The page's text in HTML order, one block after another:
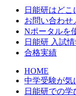
日能研はどこ
お問い合わせ
Nポータルを
日能研 入試情
合格実績
HOME
中学受験が気
日能研での学